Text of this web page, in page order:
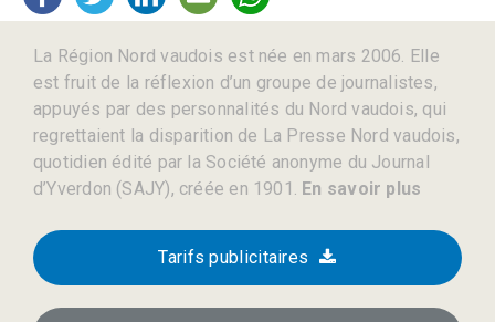
La Région Nord vaudois est née en mars 2006. Elle
est fruit de la réflexion d’un groupe de journalistes,
appuyés par des personnalités du Nord vaudois, qui
regrettaient la disparition de La Presse Nord vaudois,
quotidien édité par la Société anonyme du Journal
d’Yverdon (SAJY), créée en 1901. En savoir plus
Tarifs publicitaires